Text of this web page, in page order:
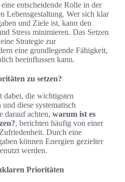
entscheidende Rolle in der
Lebensgestaltung. Wer sich klar
und Ziele ist, kann den
Stress minimieren. Das Setzen
Strategie zur
eine grundlegende Fähigkeit,
beeinflussen kann.
zu setzen?
dabei, die wichtigsten
diese systematisch
darauf achten, warum ist es
, berichten häufig von einer
Durch eine
können Energien gezielter
werden.
Prioritäten